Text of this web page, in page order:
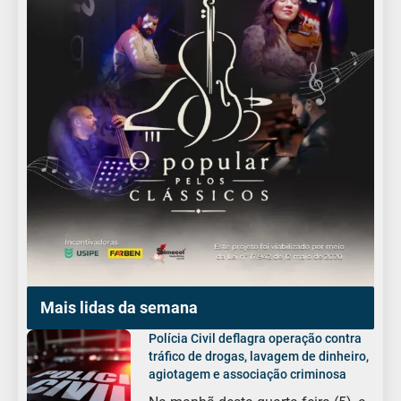
Mais lidas da semana
Polícia Civil deflagra operação contra
tráfico de drogas, lavagem de dinheiro,
agiotagem e associação criminosa